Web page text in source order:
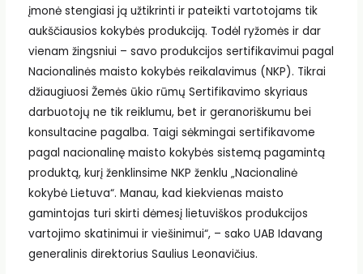
įmonė stengiasi ją užtikrinti ir pateikti vartotojams tik
aukščiausios kokybės produkciją. Todėl ryžomės ir dar
vienam žingsniui – savo produkcijos sertifikavimui pagal
Nacionalinės maisto kokybės reikalavimus (NKP). Tikrai
džiaugiuosi Žemės ūkio rūmų Sertifikavimo skyriaus
darbuotojų ne tik reiklumu, bet ir geranoriškumu bei
konsultacine pagalba. Taigi sėkmingai sertifikavome
pagal nacionalinę maisto kokybės sistemą pagamintą
produktą, kurį ženklinsime NKP ženklu „Nacionalinė
kokybė Lietuva“. Manau, kad kiekvienas maisto
gamintojas turi skirti dėmesį lietuviškos produkcijos
vartojimo skatinimui ir viešinimui“, – sako UAB Idavang
generalinis direktorius Saulius Leonavičius.